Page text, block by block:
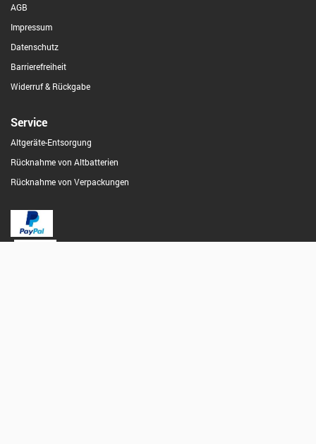
AGB
Impressum
Datenschutz
Barrierefreiheit
Widerruf & Rückgabe
Service
Altgeräte-Entsorgung
Rücknahme von Altbatterien
Rücknahme von Verpackungen